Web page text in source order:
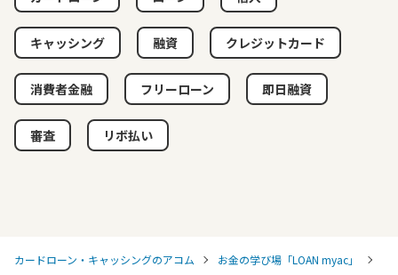
キャッシング 融資 クレジットカード
消費者金融 フリーローン 即日融資
審査 リボ払い
カードローン・キャッシングのアコム
お金の学び場「LOAN myac」